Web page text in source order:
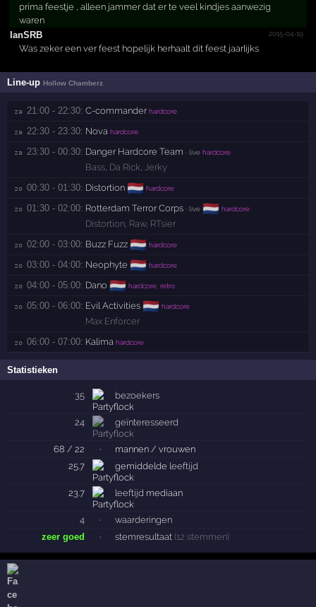
prima feestje , alleen jammer dat er te veel kindjes aanwezig
waren
IanSRB
2015-04-19
Was zeker een ver feest hopelijk herhaalt dit feest jaarlijks
Line-upHollow Chamberz
za 21:00 - 22:30: C-commander hardcore
za 22:30 - 23:30: Nova hardcore
za 23:30 - 00:30: Danger Hardcore Team · live hardcore
Bass Da Rick Jerky
zo 00:30 - 01:30: Distortion 🇳🇱 hardcore
zo 01:30 - 02:00: Rotterdam Terror Corps · live 🇳🇱 hardcore
Distortion Raw, RTsier
zo 02:00 - 03:00: Buzz Fuzz 🇳🇱 hardcore
zo 03:00 - 04:00: Neophyte 🇳🇱 hardcore
zo 04:00 - 05:00: Dano 🇳🇱 hardcore, retro
zo 05:00 - 06:00: Evil Activities 🇳🇱 hardcore
Max Enforcer
zo 06:00 - 07:00: Kalima hardcore
Statistieken
35 bezoekers
24 geïnteresseerd
68 / 22 ·
mannen / vrouwen
25.7
gemiddelde leeftijd
23.7 leeftijd mediaan
4 ·
waarderingen
zeer goed
· stemresultaat (12 stemmen)